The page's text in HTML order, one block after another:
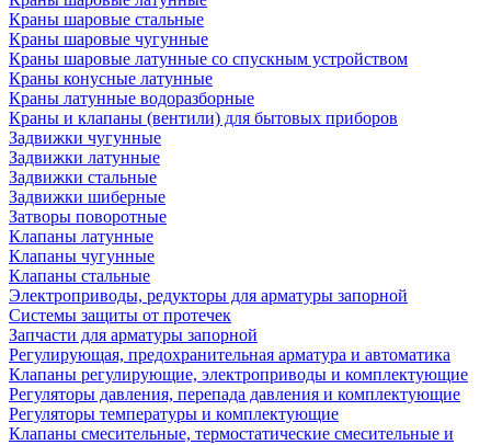
Краны шаровые стальные
Краны шаровые чугунные
Краны шаровые латунные со спускным устройством
Краны конусные латунные
Краны латунные водоразборные
Краны и клапаны (вентили) для бытовых приборов
Задвижки чугунные
Задвижки латунные
Задвижки стальные
Задвижки шиберные
Затворы поворотные
Клапаны латунные
Клапаны чугунные
Клапаны стальные
Электроприводы, редукторы для арматуры запорной
Системы защиты от протечек
Запчасти для арматуры запорной
Регулирующая, предохранительная арматура и автоматика
Клапаны регулирующие, электроприводы и комплектующие
Регуляторы давления, перепада давления и комплектующие
Регуляторы температуры и комплектующие
Клапаны смесительные, термостатические смесительные и